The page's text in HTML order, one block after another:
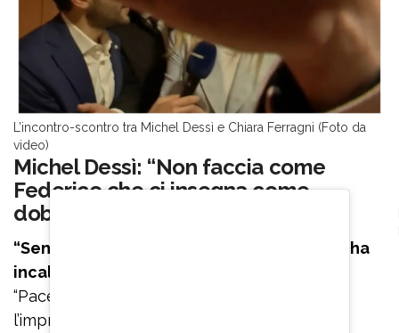
L’incontro-scontro tra Michel Dessì e Chiara Ferragni (Foto da
video)
Michel Dessì: “Non faccia come
Federico che ci insegna come
dobbiamo fare il loro mestiere”
“Senta, quindi pace fatta col Codacons?”, ha
incalzato l’inviato di “Pomeriggio Cinque”.
“Pace fatta col Codacons – ha confermato
l’imprenditrice digitale – e siamo contenti di